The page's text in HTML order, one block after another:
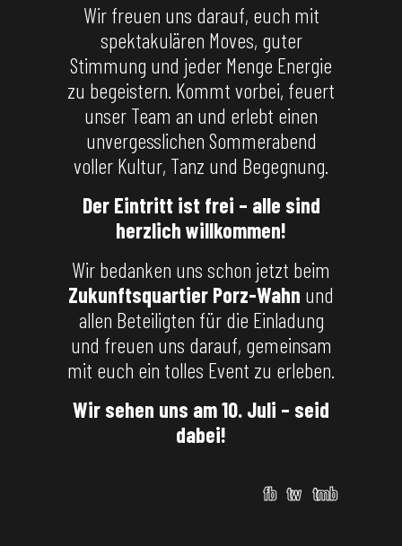
Wir freuen uns darauf, euch mit
spektakulären Moves, guter
Stimmung und jeder Menge Energie
zu begeistern. Kommt vorbei, feuert
unser Team an und erlebt einen
unvergesslichen Sommerabend
voller Kultur, Tanz und Begegnung.
Der Eintritt ist frei – alle sind
herzlich willkommen!
Wir bedanken uns schon jetzt beim
Zukunftsquartier Porz-Wahn und
allen Beteiligten für die Einladung
und freuen uns darauf, gemeinsam
mit euch ein tolles Event zu erleben.
Wir sehen uns am 10. Juli – seid
dabei!
fb tw tmb